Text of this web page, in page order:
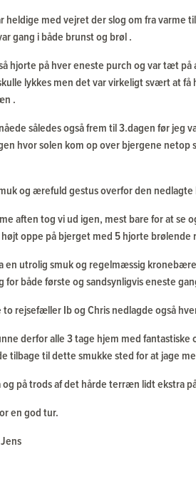
heldige med vejret der slog om fra varme
gang i både brunst og brøl .
hjorte på hver eneste purch og var tæt
lykkes men det var virkeligt svært at
.
således også frem til 3.dagen før jeg
hvor solen kom op over bjergene
og ærefuld gestus overfor den
aften tog vi ud igen, mest bare for at se
oppe på bjerget med 5 hjorte brølende
en utrolig smuk og regelmæssig
for både første og sandsynligvis eneste
to rejsefæller Ib og Chris nedlagde også
derfor alle 3 tage hjem med
tilbage til dette smukke sted for at jage
og på trods af det hårde terræn lidt ekstra
en god tur.